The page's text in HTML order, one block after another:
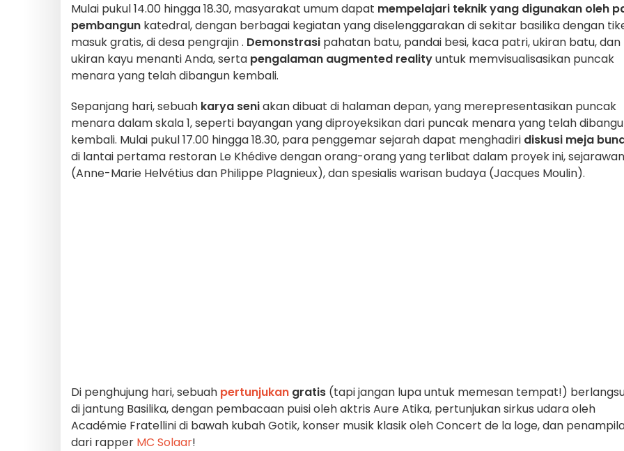
Mulai pukul 14.00 hingga 18.30, masyarakat umum dapat mempelajari teknik yang digunakan oleh
pembangun katedral, dengan berbagai kegiatan yang diselenggarakan di sekitar basilika dengan
masuk gratis, di desa pengrajin. Demonstrasi pahatan batu, pandai besi, kaca patri, ukiran batu, dan
ukiran kayu menanti Anda, serta pengalaman augmented realityuntuk memvisualisasikan puncak
menara yang telah dibangun kembali.
Sepanjang hari, sebuah karya seniakan dibuat di halaman depan, yang merepresentasikan puncak
menara dalam skala 1, seperti bayangan yang diproyeksikan dari puncak menara yang telah
kembali. Mulai pukul 17.00 hingga 18.30, para penggemar sejarah dapat menghadiri diskusi meja
di lantai pertama restoran Le Khédive dengan orang-orang yang terlibat dalam proyek ini, sejarawan
(Anne-Marie Helvétius dan Philippe Plagnieux), dan spesialis warisan budaya (Jacques Moulin).
Di penghujung hari, sebuah pertunjukan gratis (tapi jangan lupa untuk memesan tempat!)
di jantung Basilika, dengan pembacaan puisi oleh aktris Aure Atika, pertunjukan sirkus udara oleh
Académie Fratellini di bawah kubah Gotik, konser musik klasik oleh Concert de la loge, dan
dari rapper MC Solaar!